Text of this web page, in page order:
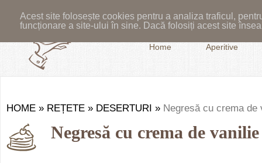
Acest site folosește cookies pentru a analiza traficul,
funcționare a site-ului în sine. Dacă folosiți acest site
Home Aperitive
HOME » REȚETE » DESERTURI » Negresă cu crema de
Negresă cu crema de vanilie